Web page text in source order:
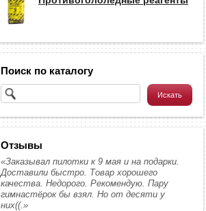
Поиск по каталогу
Отзывы
«Заказывал пилотки к 9 мая и на подарки.
Доставили быстро. Товар хорошего
качества. Недорого. Рекомендую. Пару
гимнастёрок бы взял. Но от десяти у
них((.»